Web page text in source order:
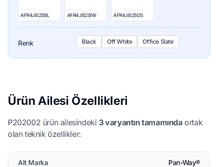
AFR4JB2SBL AFR4JB2SIW AFR4JB2SOS
Renk Black Off White Office Slate
Ürün Ailesi Özellikleri
P202002 ürün ailesindeki 3 varyantın tamamındaortak
olan teknik özellikler:
Alt Marka Pan-Way®